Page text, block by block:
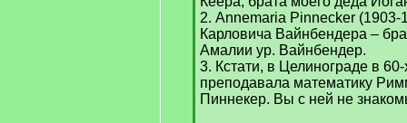
2. Annemaria Pinnecker
Карловича Вайнбендера –
Амалии ур. Вайнбендер.
3. Кстати, в Целинограде в
преподавала математику
Пиннекер. Вы с ней не